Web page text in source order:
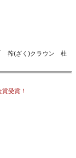
筰(ざく)クラウン 杜
受賞！